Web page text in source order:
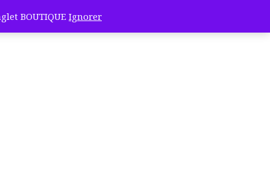
BOUTIQUE Ignorer
de Greg